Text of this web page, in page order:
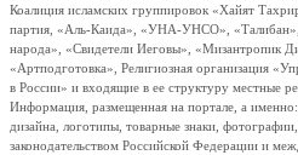
Коалиция исламских группировок «Хайят
партия, «Аль-Каида», «УНА-УНСО», «Талибан»,
народа», «Свидетели Иеговы», «Мизантропик
«Артподготовка», Религиозная организация
в России» и входящие в ее структуру местные
Информация, размещенная на портале, а
дизайна, логотипы, товарные знаки,
законодательством Российской Федерации и